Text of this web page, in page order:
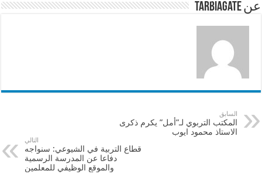
k
عن tarbiagate
السابق
المكتب التربوي لـ”أمل” يكرم ذكرى
الاستاذ محمود ايوب
التالي
قطاع التربية في الشيوعي: سنواجه
دفاعا عن المدرسة الرسمية
والموقع الوظيفي للمعلمين